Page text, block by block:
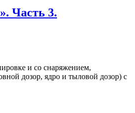
Часть 3.
и со снаряжением,
дозор, ядро и тыловой дозор) с